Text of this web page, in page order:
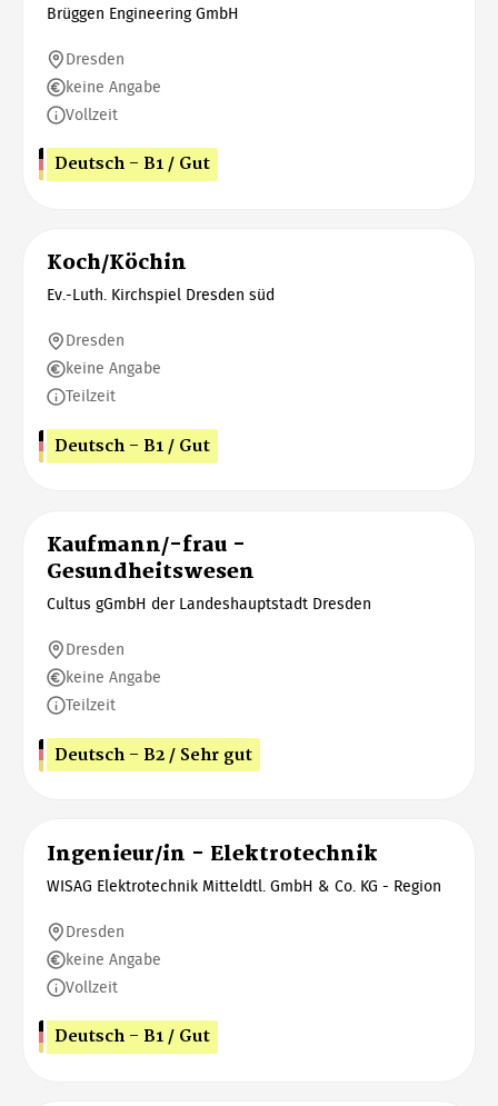
Brüggen Engineering GmbH
Dresden
keine Angabe
Vollzeit
Deutsch - B1 / Gut
Koch/Köchin
Ev.-Luth. Kirchspiel Dresden süd
Dresden
keine Angabe
Teilzeit
Deutsch - B1 / Gut
Kaufmann/-frau -
Gesundheitswesen
Cultus gGmbH der Landeshauptstadt Dresden
Dresden
keine Angabe
Teilzeit
Deutsch - B2 / Sehr gut
Ingenieur/in - Elektrotechnik
WISAG Elektrotechnik Mitteldtl. GmbH & Co. KG - Region
Dresden
keine Angabe
Vollzeit
Deutsch - B1 / Gut